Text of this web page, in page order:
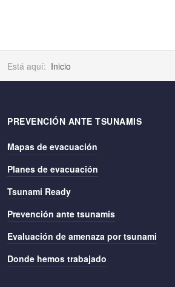
Está aquí: Inicio
PREVENCIÓN ANTE TSUNAMIS
Mapas de evacuación
Planes de evacuación
Tsunami Ready
Prevención ante tsunamis
Evaluación de amenaza por tsunami
Donde hemos trabajado